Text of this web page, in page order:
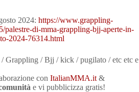
2024: https://www.grappling-
palestre-di-mma-grappling-bjj-aperte-in-
2024-76314.html
Grappling / Bjj / kick / pugilato / etc etc e
con ItalianMMA.it &
e vi pubblicizza gratis!